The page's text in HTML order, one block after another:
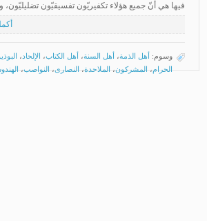
فيها هي أنّ جميع هؤلاء تكفيريّون تفسيقيّون تضليليّون،
وسوم: أهل الذمة، أهل السنة، أهل الكتاب، الإلحاد ،
الحرام، المشركون، الملاحدة، النصارى، النواصب،